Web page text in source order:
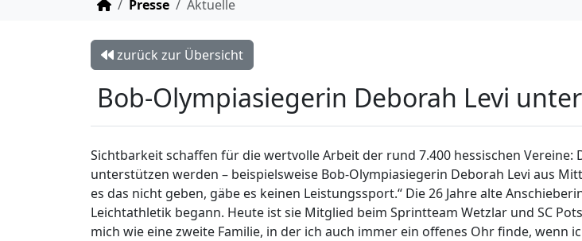
STARTSEITE
Presse Aktuelle
zurück zur Übersicht
Bob-Olympiasiegerin Deborah Levi
Sichtbarkeit schaffen für die wertvolle Arbeit der rund 7.400 hessischen
unterstützen werden – beispielsweise Bob-Olympiasiegerin Deborah Levi aus
es das nicht geben, gäbe es keinen Leistungssport.“ Die 26 Jahre alte
Leichtathletik begann. Heute ist sie Mitglied beim Sprintteam Wetzlar und SC
mich wie eine zweite Familie, in der ich auch immer ein offenes Ohr finde, wenn